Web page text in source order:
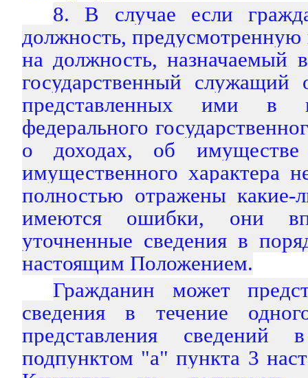
8. В случае если
должность, предусмотренную
на должность, назначаемый
государственный
представленных ими в
федерального
о доходах, об имуществе
имущественного характера
полностью отражены какие-
имеются ошибки, они
уточненные сведения в
настоящим Положением.
Гражданин может
сведения в течение
представления сведений
подпунктом "а" пункта 3